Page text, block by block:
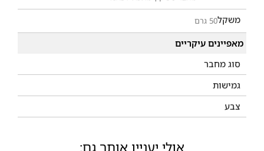
משקל50 גרם
מאפיינים עיקריים
סוג מחבר
גמישות
צבע
אולי יעניין אותך גם: